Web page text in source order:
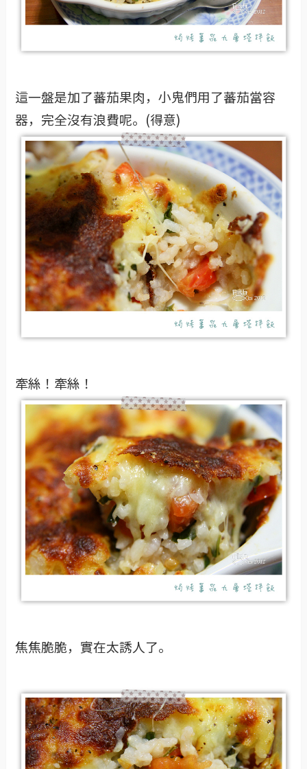
這一盤是加了蕃茄果肉，小鬼們用了蕃茄當容
器，完全沒有浪費呢。(得意)
牽絲！牽絲！
焦焦脆脆，實在太誘人了。